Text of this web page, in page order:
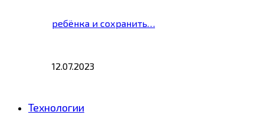
ребёнка и сохранить…
12.07.2023
Технологии